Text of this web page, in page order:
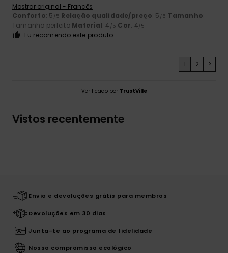
Mostrar original - Francês
Conforto: 5 /5 Relação qualidade/preço: 5 /5 Tamanho:
Tamanho perfeito Material: 4 /5 Cor: 4/5
Eu recomendo este produto
1 2 >
Verificado por TrustVille
Vistos recentemente
Envio e devoluções grátis para membros
Devoluções em 30 dias
Junta-te ao programa de fidelidade
Nosso compromisso ecológico